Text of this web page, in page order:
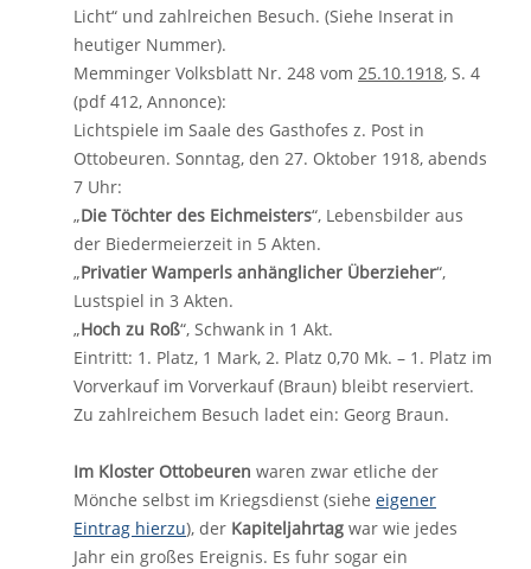
Licht“ und zahlreichen Besuch. (Siehe Inserat in
heutiger Nummer).
Memminger Volksblatt Nr. 248 vom 25.10.1918, S. 4
(pdf 412, Annonce):
Lichtspiele im Saale des Gasthofes z. Post in
Ottobeuren. Sonntag, den 27. Oktober 1918, abends
7 Uhr:
„Die Töchter des Eichmeisters“, Lebensbilder aus
der Biedermeierzeit in 5 Akten.
„Privatier Wamperls anhänglicher Überzieher“,
Lustspiel in 3 Akten.
„Hoch zu Roß“, Schwank in 1 Akt.
Eintritt: 1. Platz, 1 Mark, 2. Platz 0,70 Mk. – 1. Platz im
Vorverkauf im Vorverkauf (Braun) bleibt reserviert.
Zu zahlreichem Besuch ladet ein: Georg Braun.
Im Kloster Ottobeuren waren zwar etliche der
Mönche selbst im Kriegsdienst (siehe eigener
Eintrag hierzu), der Kapiteljahrtag war wie jedes
Jahr ein großes Ereignis. Es fuhr sogar ein